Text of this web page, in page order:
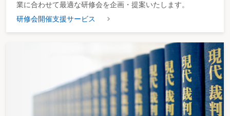
業に合わせて最適な研修会を企画・提案いたします。
研修会開催支援サービス